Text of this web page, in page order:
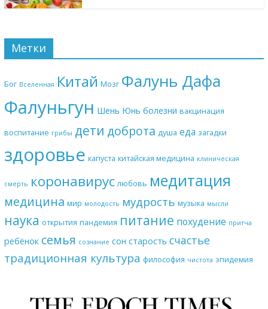
Метки
Бог Вселенная Китай Мозг Фалунь Дафа
Фалуньгун Шень Юнь болезни вакцинация
воспитание грибы дети доброта душа еда загадки
здоровье капуста китайская медицина клиническая
смерть коронавирус любовь медитация
медицина мир молодость мудрость музыка мысли
наука открытия пандемия питание похудение притча
ребёнок семья сознание сон старость счастье
традиционная культура философия чистота эпидемия